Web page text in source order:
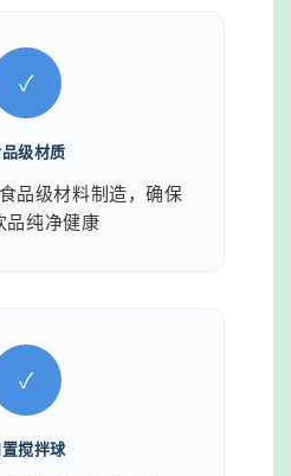
✓
级材质
品级材料制造，确保
品纯净健康
✓
搅拌球